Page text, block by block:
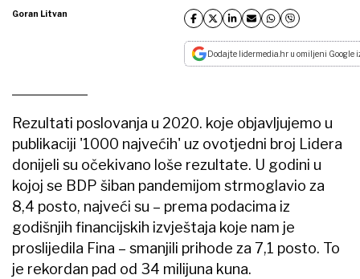
Goran Litvan
Dodajte lidermedia.hr u omiljeni Google
Rezultati poslovanja u 2020. koje objavljujemo u
publikaciji '1000 najvećih' uz ovotjedni broj Lidera
donijeli su očekivano loše rezultate. U godini u
kojoj se BDP šiban pandemijom strmoglavio za
8,4 posto, najveći su – prema podacima iz
godišnjih financijskih izvještaja koje nam je
proslijedila Fina – smanjili prihode za 7,1 posto. To
je rekordan pad od 34 milijuna kuna.